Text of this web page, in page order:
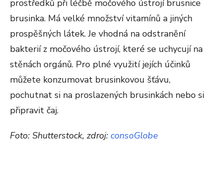
prostředků při léčbě močového ústrojí brusnice
brusinka. Má velké množství vitamínů a jiných
prospěšných látek. Je vhodná na odstranění
bakterií z močového ústrojí, které se uchycují na
stěnách orgánů. Pro plné využití jejích účinků
můžete konzumovat brusinkovou šťávu,
pochutnat si na proslazených brusinkách nebo si
připravit čaj.
Foto: Shutterstock, zdroj: consoGlobe